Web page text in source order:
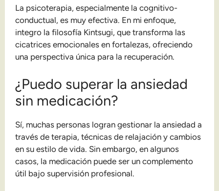
La psicoterapia, especialmente la cognitivo-
conductual, es muy efectiva. En mi enfoque,
integro la filosofía Kintsugi, que transforma las
cicatrices emocionales en fortalezas, ofreciendo
una perspectiva única para la recuperación.
¿Puedo superar la ansiedad
sin medicación?
Sí, muchas personas logran gestionar la ansiedad a
través de terapia, técnicas de relajación y cambios
en su estilo de vida. Sin embargo, en algunos
casos, la medicación puede ser un complemento
útil bajo supervisión profesional.